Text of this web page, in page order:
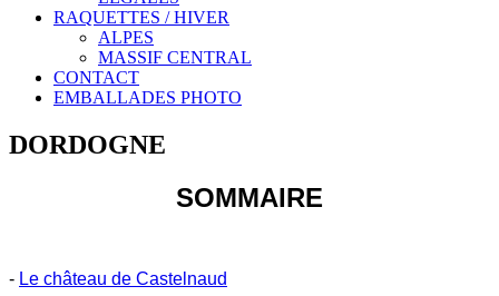
RAQUETTES / HIVER
ALPES
MASSIF CENTRAL
CONTACT
EMBALLADES PHOTO
DORDOGNE
SOMMAIRE
- Le château de Castelnaud